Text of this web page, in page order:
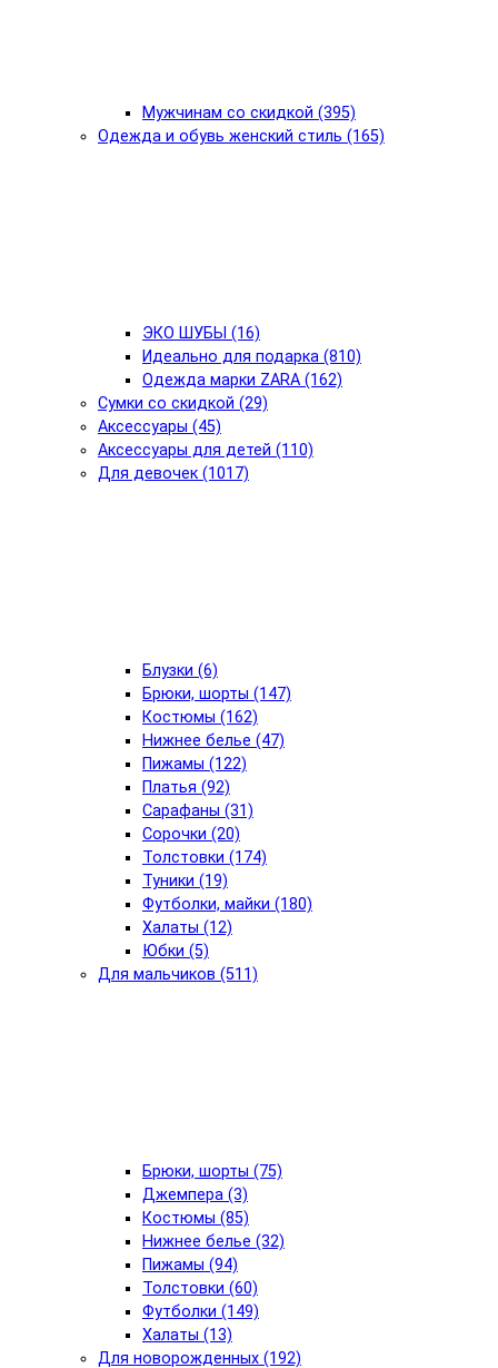
Мужчинам со скидкой (395)
Одежда и обувь женский стиль (165)
ЭКО ШУБЫ (16)
Идеально для подарка (810)
Одежда марки ZARA (162)
Сумки со скидкой (29)
Аксессуары (45)
Аксессуары для детей (110)
Для девочек (1017)
Блузки (6)
Брюки, шорты (147)
Костюмы (162)
Нижнее белье (47)
Пижамы (122)
Платья (92)
Сарафаны (31)
Сорочки (20)
Толстовки (174)
Туники (19)
Футболки, майки (180)
Халаты (12)
Юбки (5)
Для мальчиков (511)
Брюки, шорты (75)
Джемпера (3)
Костюмы (85)
Нижнее белье (32)
Пижамы (94)
Толстовки (60)
Футболки (149)
Халаты (13)
Для новорожденных (192)